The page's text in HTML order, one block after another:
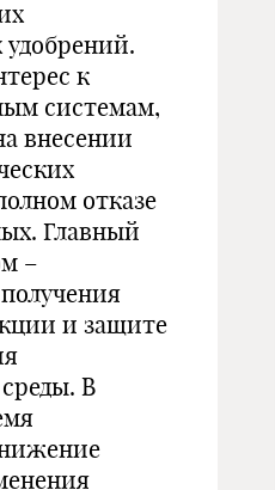
удобрений.
к
системам,
внесении
отказе
Главный
–
и защите
В